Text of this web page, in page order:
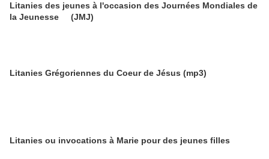
Litanies des jeunes à l'occasion des Journées Mondiales de
la Jeunesse (JMJ)
Litanies Grégoriennes du Coeur de Jésus (mp3)
Litanies ou invocations à Marie pour des jeunes filles